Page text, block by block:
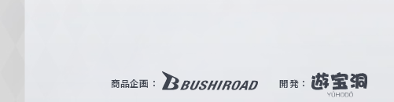
W
商品企画： 開発：